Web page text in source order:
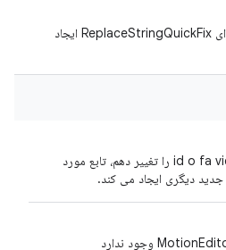
Lint: پیش‌نمایش قصد استثنا برای ReplaceStringQuickFix ایجاد
MotionLayout: اگر شیء id o fa view را تغییر دهم، تابع مورد